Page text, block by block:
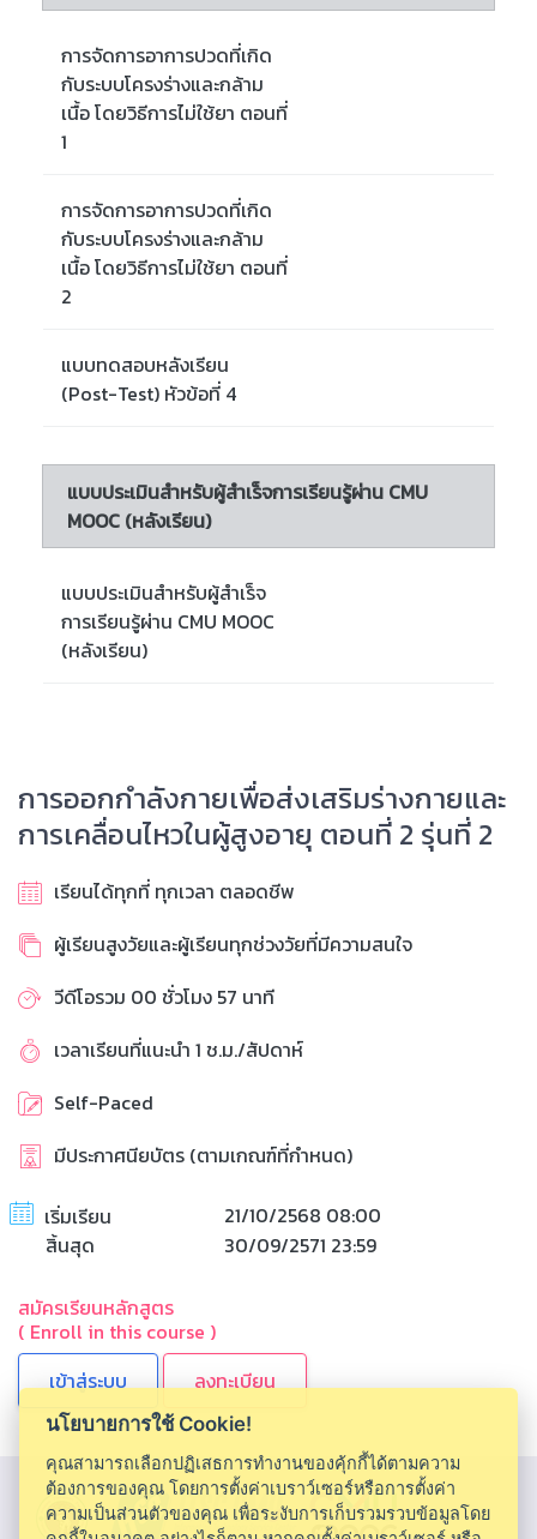
การจัดการอาการปวดที่เกิด
กับระบบโครงร่างและกล้าม
เนื้อ โดยวิธีการไม่ใช้ยา ตอนที่
1
การจัดการอาการปวดที่เกิด
กับระบบโครงร่างและกล้าม
เนื้อ โดยวิธีการไม่ใช้ยา ตอนที่
2
แบบทดสอบหลังเรียน
(Post-Test) หัวข้อที่ 4
แบบประเมินสำหรับผู้สำเร็จการเรียนรู้ผ่าน CMU
MOOC (หลังเรียน)
แบบประเมินสำหรับผู้สำเร็จ
การเรียนรู้ผ่าน CMU MOOC
(หลังเรียน)
การออกกำลังกายเพื่อส่งเสริมร่างกายและ
การเคลื่อนไหวในผู้สูงอายุ ตอนที่ 2 รุ่นที่ 2
เรียนได้ทุกที่ ทุกเวลา ตลอดชีพ
ผู้เรียนสูงวัยและผู้เรียนทุกช่วงวัยที่มีความสนใจ
วีดีโอรวม 00 ชั่วโมง 57 นาที
เวลาเรียนที่แนะนำ 1 ช.ม./สัปดาห์
Self-Paced
มีประกาศนียบัตร (ตามเกณฑ์ที่กำหนด)
เริ่มเรียน
21/10/2568 08:00
สิ้นสุด
30/09/2571 23:59
สมัครเรียนหลักสูตร
( Enroll in this course )
ลงทะเบียน
นโยบายการใช้ Cookie!
คุณสามารถเลือกปฏิเสธการทำงานของคุ้กกี้ได้ตามความ
ต้องการของคุณ โดยการตั้งค่าเบราว์เซอร์หรือการตั้งค่า
ความเป็นส่วนตัวของคุณ เพื่อระงับการเก็บรวมรวบข้อมูลโดย